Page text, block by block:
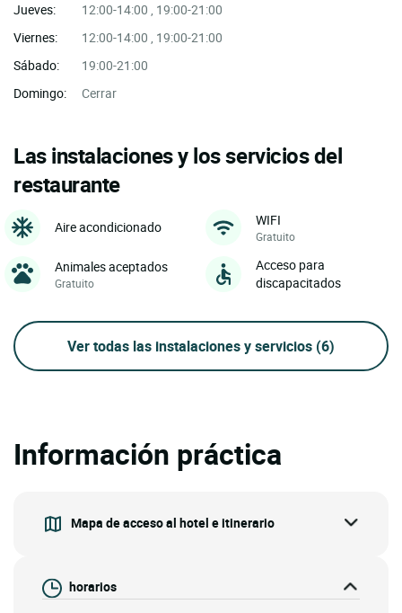
Jueves:
12:00-14:00 , 19:00-21:00
Viernes:
12:00-14:00 , 19:00-21:00
Sábado:
19:00-21:00
Domingo:
Cerrar
Las instalaciones y los servicios del
restaurante
Aire acondicionado WIFI
Gratuito
Animales aceptados
Gratuito
Acceso para
discapacitados
Ver todas las instalaciones y servicios (6)
Información práctica
Mapa de acceso al hotel e itinerario
horarios